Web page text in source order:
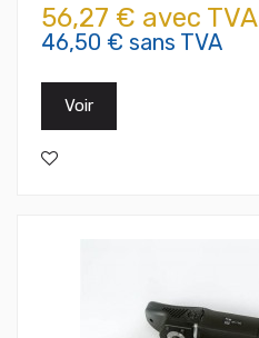
56,27 € avec TVA
46,50 € sans TVA
Voir